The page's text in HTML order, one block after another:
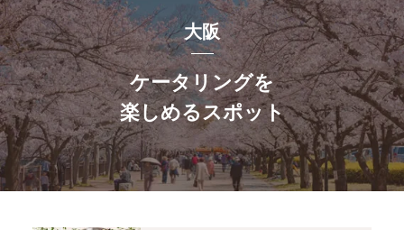
大阪
ケータリングを
楽しめるスポット